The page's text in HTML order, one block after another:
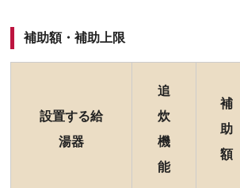
補助額・補助上限
設置する給
湯器
追
炊
機
能
補
助
額